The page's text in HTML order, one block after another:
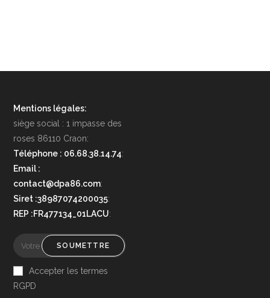
Mentions légales:
siège social : 1 impasse des
roses 86110 Craon:
Téléphone : 06.68.38.14.74:
Email :
contact@dpa86.com:
Siret :38987074200035:
REP :FR477134_01LACU:
SOUMETTRE
Accepter les termes
RGPD